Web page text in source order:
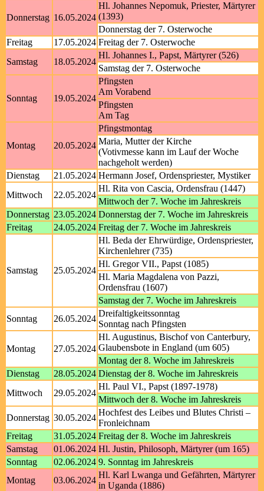
Donnerstag 16.05.2024
Hl. Johannes Nepomuk, Priester, Märtyrer
(1393)
Donnerstag der 7. Osterwoche
Freitag
17.05.2024 Freitag der 7. Osterwoche
Samstag
18.05.2024
Hl. Johannes I., Papst, Märtyrer (526)
Samstag der 7. Osterwoche
Sonntag 19.05.2024
Pfingsten
Am Vorabend
Pfingsten
Am Tag
Montag 20.05.2024
Pfingstmontag
Maria, Mutter der Kirche
(Votivmesse kann im Lauf der Woche
nachgeholt werden)
Dienstag
21.05.2024 Hermann Josef, Ordenspriester, Mystiker
Mittwoch
22.05.2024
Hl. Rita von Cascia, Ordensfrau (1447)
Mittwoch der 7. Woche im Jahreskreis
Donnerstag 23.05.2024 Donnerstag der 7. Woche im Jahreskreis
Freitag
24.05.2024 Freitag der 7. Woche im Jahreskreis
Samstag 25.05.2024
Hl. Beda der Ehrwürdige, Ordenspriester,
Kirchenlehrer (735)
Hl. Gregor VII., Papst (1085)
Hl. Maria Magdalena von Pazzi,
Ordensfrau (1607)
Samstag der 7. Woche im Jahreskreis
Sonntag
26.05.2024
Dreifaltigkeitssonntag
Sonntag nach Pfingsten
Montag 27.05.2024
Hl. Augustinus, Bischof von Canterbury,
Glaubensbote in England (um 605)
Montag der 8. Woche im Jahreskreis
Dienstag
28.05.2024 Dienstag der 8. Woche im Jahreskreis
Mittwoch
29.05.2024
Hl. Paul VI., Papst (1897-1978)
Mittwoch der 8. Woche im Jahreskreis
Donnerstag 30.05.2024
Hochfest des Leibes und Blutes Christi –
Fronleichnam
Freitag
31.05.2024 Freitag der 8. Woche im Jahreskreis
Samstag
01.06.2024 Hl. Justin, Philosoph, Märtyrer (um 165)
Sonntag
02.06.2024 9. Sonntag im Jahreskreis
Montag
03.06.2024
Hl. Karl Lwanga und Gefährten, Märtyrer
in Uganda (1886)